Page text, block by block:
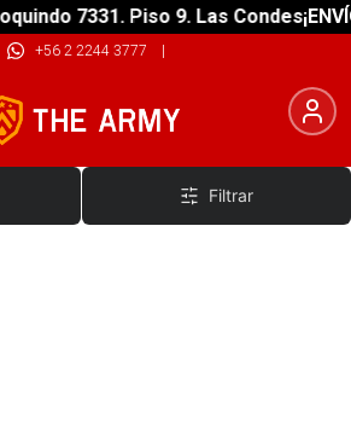
7331. Piso 9. Las Condes
+56 2 2244 3777 |
Filtrar